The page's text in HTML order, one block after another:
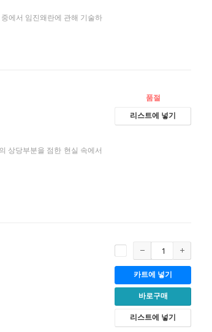
에서 임진왜란에 관해 기술하
상당부분을 점한 현실 속에서
품절
리스트에 넣기
카트에 넣기
바로구매
리스트에 넣기